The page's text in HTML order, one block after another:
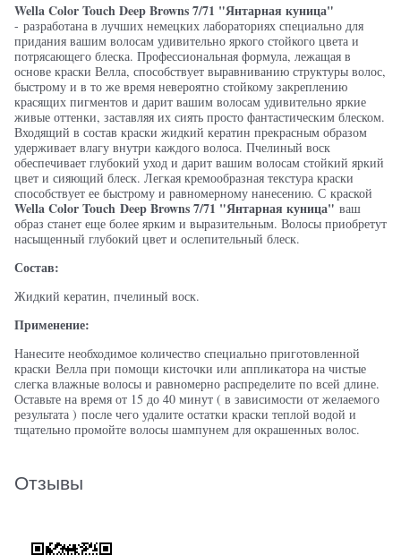
Wella Color TouchDeep Browns 7/71 "Янтарная куница"
- разработана в лучших немецких лабораториях специально для
придания вашим волосам удивительно яркого стойкого цвета и
потрясающего блеска. Профессиональная формула, лежащая в
основе краски Велла, способствует выравниванию структуры волос,
быстрому и в то же время невероятно стойкому закреплению
красящих пигментов и дарит вашим волосам удивительно яркие
живые оттенки, заставляя их сиять просто фантастическим блеском.
Входящий в состав краски жидкий кератин прекрасным образом
удерживает влагу внутри каждого волоса. Пчелиный воск
обеспечивает глубокий уход и дарит вашим волосам стойкий яркий
цвет и сияющий блеск. Легкая кремообразная текстура краски
способствует ее быстрому и равномерному нанесению. С краской
Wella Color Touch Deep Browns 7/71 "Янтарная куница" ваш
образ станет еще более ярким и выразительным. Волосы приобретут
насыщенный глубокий цвет и ослепительный блеск.
Состав:
Жидкий кератин, пчелиный воск.
Применение:
Нанесите необходимое количество специально приготовленной
краски Велла при помощи кисточки или аппликатора на чистые
слегка влажные волосы и равномерно распределите по всей длине.
Оставьте на время от 15 до 40 минут ( в зависимости от желаемого
результата ) после чего удалите остатки краски теплой водой и
тщательно промойте волосы шампунем для окрашенных волос.
Отзывы